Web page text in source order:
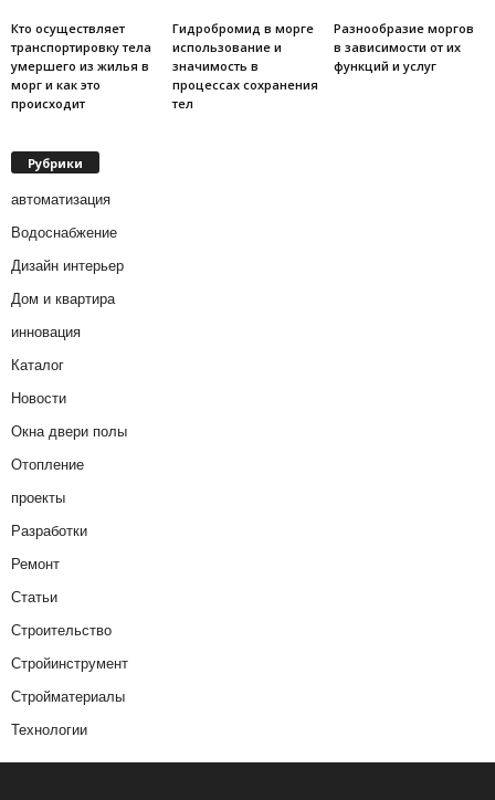
Кто осуществляет
транспортировку тела
умершего из жилья в
морг и как это
происходит
Гидробромид в морге
использование и
значимость в
процессах сохранения
тел
Разнообразие моргов
в зависимости от их
функций и услуг
Рубрики
автоматизация
Водоснабжение
Дизайн интерьер
Дом и квартира
инновация
Каталог
Новости
Окна двери полы
Отопление
проекты
Разработки
Ремонт
Статьи
Строительство
Стройинструмент
Стройматериалы
Технологии